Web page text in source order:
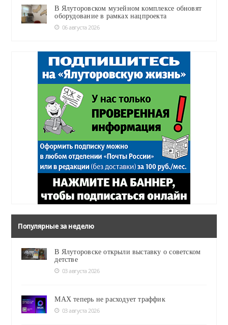
В Ялуторовском музейном комплексе обновят
оборудование в рамках нацпроекта
06 августа 2026
Популярные за неделю
В Ялуторовске открыли выставку о советском
детстве
03 августа 2026
MAX теперь не расходует траффик
03 августа 2026